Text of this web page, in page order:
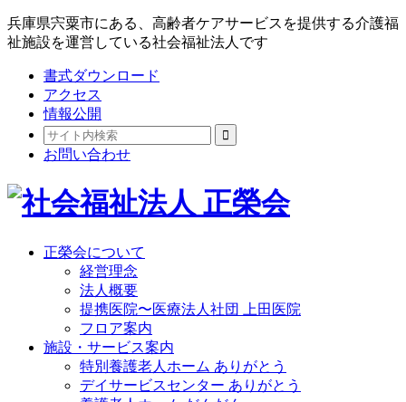
兵庫県宍粟市にある、高齢者ケアサービスを提供する介護福
祉施設を運営している社会福祉法人です
書式ダウンロード
アクセス
情報公開
お問い合わせ
正榮会について
経営理念
法人概要
提携医院〜医療法人社団 上田医院
フロア案内
施設・サービス案内
特別養護老人ホーム ありがとう
デイサービスセンター ありがとう